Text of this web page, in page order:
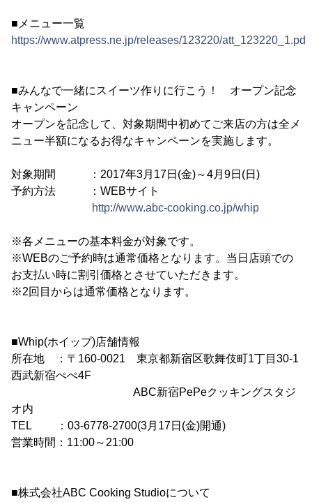
■メニュー一覧
https://www.atpress.ne.jp/releases/123220/att_123220_1.pdf
■みんなで一緒にスイーツ作りに行こう！ オープン記念
キャンペーン
オープンを記念して、対象期間中初めてご来店の方は全メ
ニュー半額になるお得なキャンペーンを実施します。
対象期間 ：2017年3月17日(金)～4月9日(日)
予約方法 ：WEBサイト
http://www.abc-cooking.co.jp/whip
※各メニューの基本料金が対象です。
※WEBのご予約時は通常価格となります。当日店頭での
お支払い時に割引価格とさせていただきます。
※2回目からは通常価格となります。
■Whip(ホイップ)店舗情報
所在地 ：〒160-0021 東京都新宿区歌舞伎町1丁目30-1
西武新宿ぺぺ4F
ABC新宿PePeクッキングスタジ
オ内
TEL ：03-6778-2700(3月17日(金)開通)
営業時間：11:00～21:00
■株式会社ABC Cooking Studioについて